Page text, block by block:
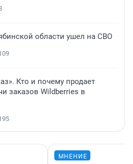
области ушел на СВО
Кто и почему продает
заказов Wildberries в
МНЕНИЕ